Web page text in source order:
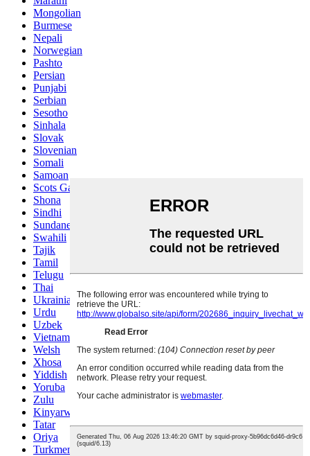
Mongolian
Burmese
Nepali
Norwegian
Pashto
Persian
Punjabi
Serbian
Sesotho
Sinhala
Slovak
Slovenian
Somali
Samoan
Scots Gaelic
Shona
Sindhi
Sundanese
Swahili
Tajik
Tamil
Telugu
Thai
Ukrainian
Urdu
Uzbek
Vietnamese
Welsh
Xhosa
Yiddish
Yoruba
Zulu
Kinyarwanda
Tatar
Oriya
Turkmen